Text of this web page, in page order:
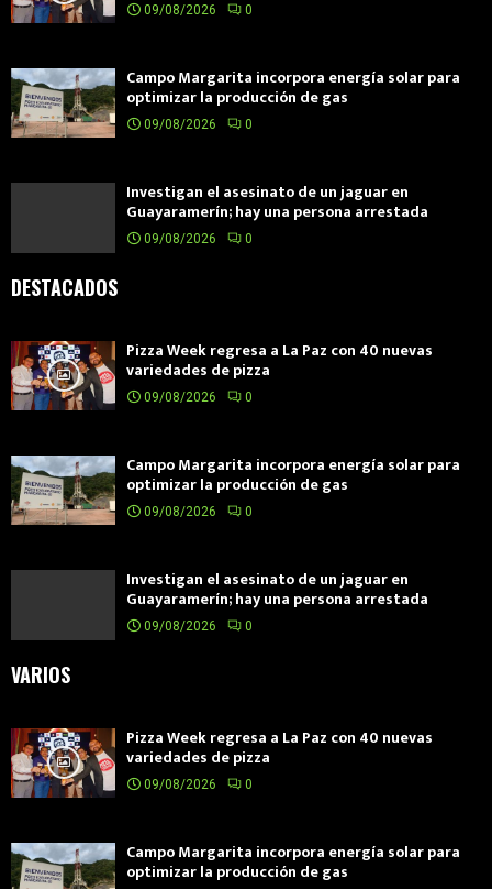
09/08/2026 0
Campo Margarita incorpora energía solar para
optimizar la producción de gas
09/08/2026 0
Investigan el asesinato de un jaguar en
Guayaramerín; hay una persona arrestada
09/08/2026 0
DESTACADOS
Pizza Week regresa a La Paz con 40 nuevas
variedades de pizza
09/08/2026 0
Campo Margarita incorpora energía solar para
optimizar la producción de gas
09/08/2026 0
Investigan el asesinato de un jaguar en
Guayaramerín; hay una persona arrestada
09/08/2026 0
VARIOS
Pizza Week regresa a La Paz con 40 nuevas
variedades de pizza
09/08/2026 0
Campo Margarita incorpora energía solar para
optimizar la producción de gas